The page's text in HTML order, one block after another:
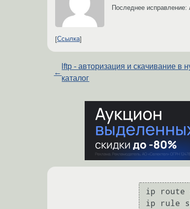
Последнее исправление:
Ссылка
←
lftp - авторизация и скачивание в
каталог
ip route
ip rule